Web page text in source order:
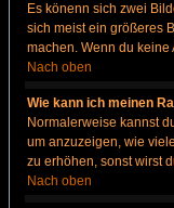
Es könenn sich zwei
sich meist ein größeres
machen. Wenn du
Nach oben
Wie kann ich meinen
Normalerweise kannst
um anzuzeigen, wie
zu erhöhen, sonst wirst
Nach oben